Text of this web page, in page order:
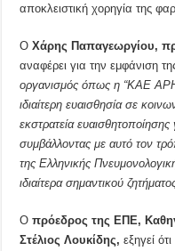
αποκλειστική χορηγία της
ΟΧάρης Παπαγεωργίου,
αναφέρει για την εμφάνιση
οργανισμός όπως η “ΚΑΕ
ιδιαίτερη ευαισθησία σε
εκστρατεία
συμβάλλοντας με αυτό τον
της Ελληνικής
ιδιαίτερα σημαντικού
Οπρόεδρος της ΕΠΕ,
Στέλιος Λουκίδης,εξηγεί